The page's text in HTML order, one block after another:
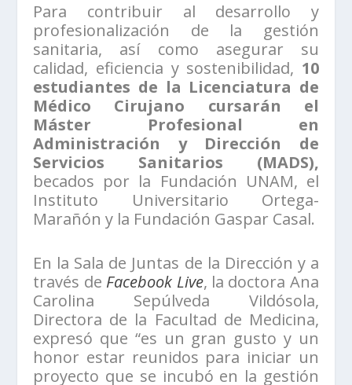
Para contribuir al desarrollo y
profesionalización de la gestión
sanitaria, así como asegurar su
calidad, eficiencia y sostenibilidad, 10
estudiantes de la Licenciatura de
Médico Cirujano cursarán el
Máster Profesional en
Administración y Dirección de
Servicios Sanitarios (MADS),
becados por la Fundación UNAM, el
Instituto Universitario Ortega-
Marañón y la Fundación Gaspar Casal.
En la Sala de Juntas de la Dirección y a
través de Facebook Live, la doctora Ana
Carolina Sepúlveda Vildósola,
Directora de la Facultad de Medicina,
expresó que “es un gran gusto y un
honor estar reunidos para iniciar un
proyecto que se incubó en la gestión